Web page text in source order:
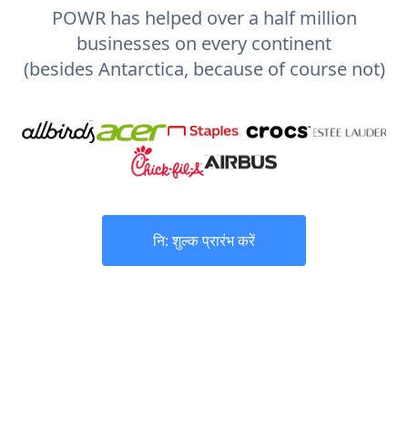
POWR has helped over a half million
businesses on every continent
(besides Antarctica, because of course not)
नि: शुल्क प्रारंभ करें